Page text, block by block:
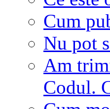
Cum
Nu pot
Am
Codul.